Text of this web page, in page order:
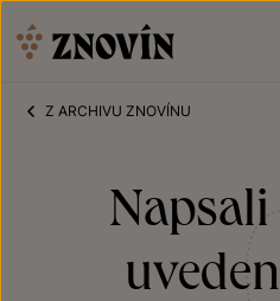
Z ARCHIVU ZNOVÍNU